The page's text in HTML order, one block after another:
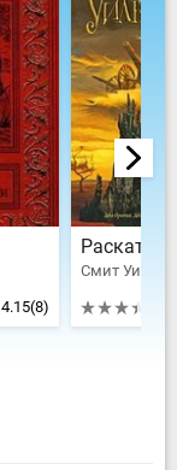
4.15(8)
Раскаты
Смит Уилбур